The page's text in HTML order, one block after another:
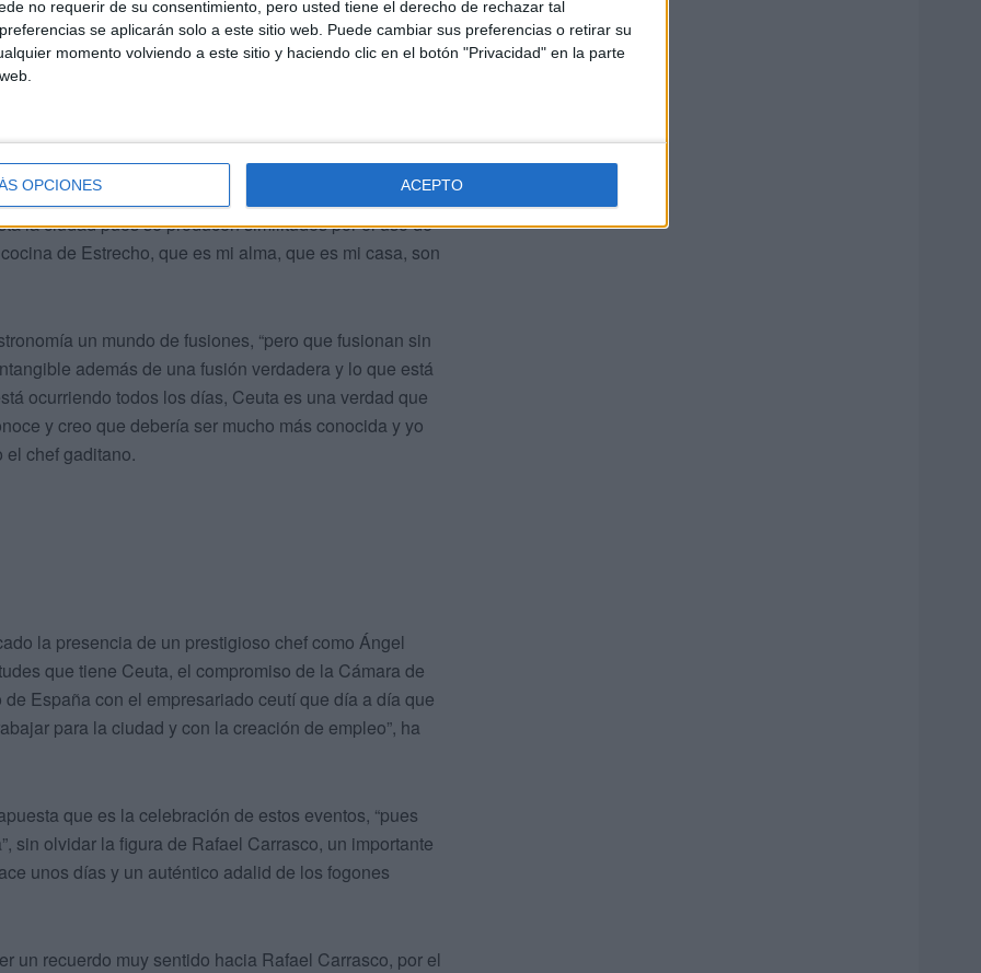
no requerir de su consentimiento, pero usted tiene el derecho de rechazar tal
se aplicarán solo a este sitio web. Puede cambiar sus preferencias o retirar su
momento volviendo a este sitio y haciendo clic en el botón "Privacidad" en la parte
OPCIONES ACEPTO
estrellas Michelin-, ha agradecido la invitación la
que la ciudad es un “el Walt Disney que le puede
a nivel biológico inédito en el mundo” y ha destacado
la ciudad pues se producen similitudes por el uso de
de Estrecho, que es mi alma, que es mi casa, son
un mundo de fusiones, “pero que fusionan sin
además de una fusión verdadera y lo que está
ocurriendo todos los días, Ceuta es una verdad que
y creo que debería ser mucho más conocida y yo
el chef gaditano.
la presencia de un prestigioso chef como Ángel
que tiene Ceuta, el compromiso de la Cámara de
España con el empresariado ceutí que día a día que
para la ciudad y con la creación de empleo”, ha
que es la celebración de estos eventos, “pues
sin olvidar la figura de Rafael Carrasco, un importante
unos días y un auténtico adalid de los fogones
un recuerdo muy sentido hacia Rafael Carrasco, por el